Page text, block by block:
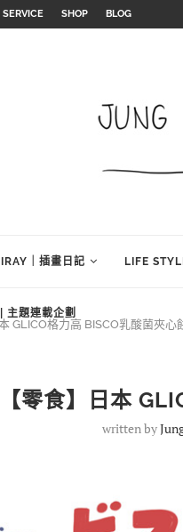
SERVICE SHOP BLOG
｜插畫日記 LIFE
主題連載企劃
GLICO格力高 BISCO乳酸菌夾心
【零食】日本
written by